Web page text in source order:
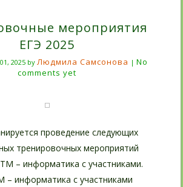
мероприятия
ЕГЭ 2025
2025 byЛюдмила Самсонова |No
comments yet
проведение следующих
тренировочных мероприятий
– информатика с участниками.
– информатика с участниками